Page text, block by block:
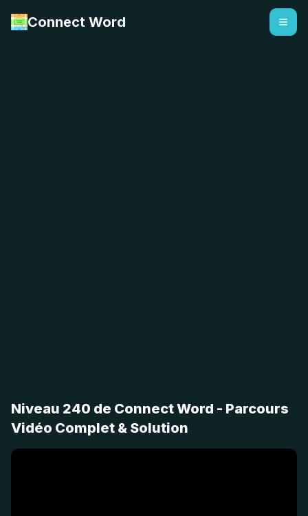
Connect Word
Niveau 240 de Connect Word - Parcours
Vidéo Complet & Solution